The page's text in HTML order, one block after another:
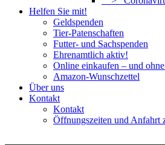
Helfen Sie mit!
Geldspenden
Tier-Patenschaften
Futter- und Sachspenden
Ehrenamtlich aktiv!
Online einkaufen – und
Amazon-Wunschzettel
Über uns
Kontakt
Kontakt
Öffnungszeiten und Anfahrt